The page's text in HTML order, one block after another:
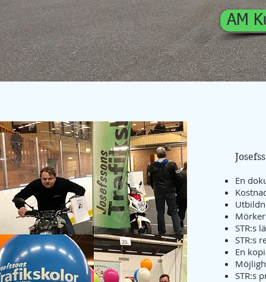
AM
En
STR:s
STR:s
En
STR:s